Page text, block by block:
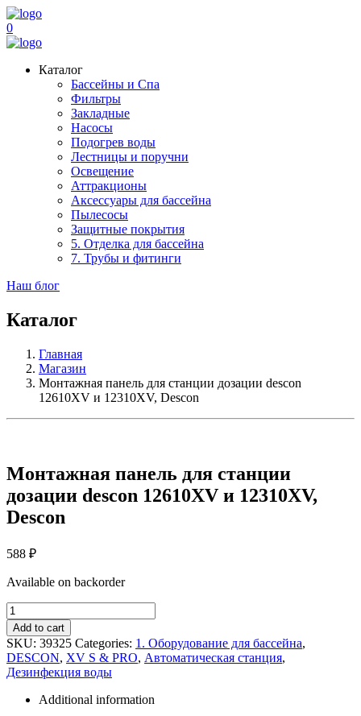
0
Каталог
Бассейны и Спа
Фильтры
Закладные
Насосы
Подогрев воды
Лестницы и поручни
Освещение
Аттракционы
Аксессуары для бассейна
Пылесосы
Защитные покрытия
5. Отделка для бассейна
7. Трубы и фитинги
Наш блог
Каталог
Главная
Магазин
Монтажная панель для станции дозации descon
12610XV и 12310XV, Descon
Монтажная панель для станции
дозации descon 12610XV и 12310XV,
Descon
588 ₽
Available on backorder
Монтажная
панель
для
станции
дозации
descon
12610XV
Add to cart
SKU: 39325 Categories: 1. Оборудование для бассейна,
DESCON, XV S & PRO, Автоматическая станция,
Дезинфекция воды
Additional information